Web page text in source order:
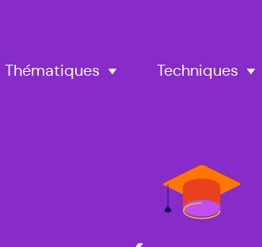
Thématiques Techniques